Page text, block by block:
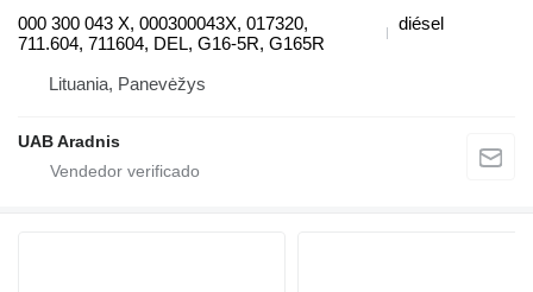
000 300 043 X, 000300043X, 017320,
711.604, 711604, DEL, G16-5R, G165R
diésel
Lituania, Panevėžys
UAB Aradnis